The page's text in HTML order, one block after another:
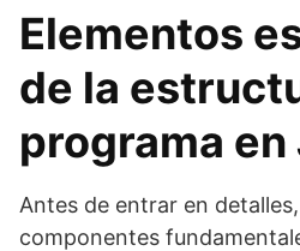
Elementos
de la
programa en
Antes de entrar en
componentes